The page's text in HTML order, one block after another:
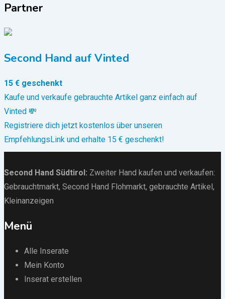
Partner
Second Hand auf Vinted
15 € geschenkt
Kaufe und verkaufe gebrauchte Artikel ganz einfach auf
Vinted 💸
Registriere dich jetzt kostenlos über unseren
EmpfehlungsLink und erhalte 15 € geschenkt!
Second Hand Südtirol : Zweiter Hand kaufen und verkaufen:
Gebrauchtmarkt, Second Hand Flohmarkt, gebrauchte Artikel ,
Kleinanzeigen
Menü
Alle Inserate
Mein Konto
Inserat erstellen